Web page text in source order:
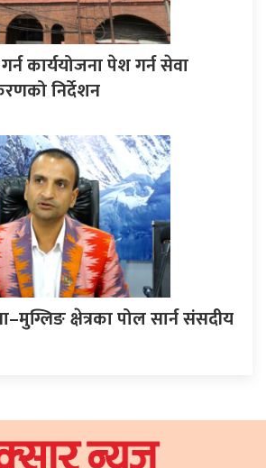
कार्ययोजना पेश गर्न सेवा
निर्देशन
क्षेत्रका पोल सार्न संसदीय